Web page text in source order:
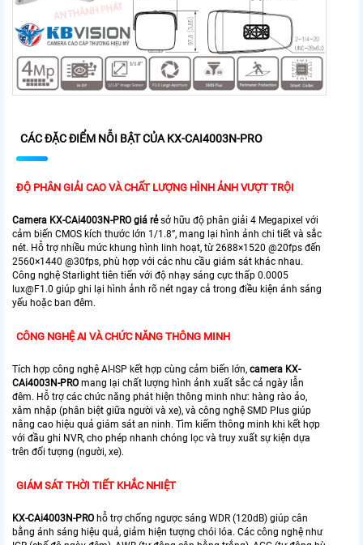
CÁC ĐẶC ĐIỂM NỖI BẬT CỦAKX-CAI4003N-PRO
ĐỘ PHÂN GIẢI CAO VÀ CHẤT LƯỢNG HÌNH ẢNH VƯỢT TRỘI
Camera KX-CAi4003N-PRO giá rẻsở hữu độ phân giải 4 Megapixel với
cảm biến CMOS kích thước lớn 1/1.8”, mang lại hình ảnh chi tiết và sắc
nét. Hỗ trợ nhiều mức khung hình linh hoạt, từ 2688×1520 @20fps đến
2560×1440 @30fps, phù hợp với các nhu cầu giám sát khác nhau.
Công nghệ Starlight tiên tiến với độ nhạy sáng cực thấp 0.0005
lux@F1.0 giúp ghi lại hình ảnh rõ nét ngay cả trong điều kiện ánh sáng
yếu hoặc ban đêm.
CÔNG NGHỆ AI VÀ CHỨC NĂNG THÔNG MINH
Tích hợp công nghệ AI-ISP kết hợp cùng cảm biến lớn, camera KX-
CAi4003N-PRO mang lại chất lượng hình ảnh xuất sắc cả ngày lẫn
đêm. Hỗ trợ các chức năng phát hiện thông minh như: hàng rào ảo,
xâm nhập (phân biệt giữa người và xe), và công nghệ SMD Plus giúp
nâng cao hiệu quả giám sát an ninh. Tìm kiếm thông minh khi kết hợp
với đầu ghi NVR, cho phép nhanh chóng lọc và truy xuất sự kiện dựa
trên đối tượng (người, xe).
GIÁM SÁT THỜI TIẾT KHẮC NHIỆT
KX-CAi4003N-PRO hỗ trợ chống ngược sáng WDR (120dB) giúp cân
bằng ánh sáng hiệu quả, giảm hiện tượng chói lóa. Các công nghệ như